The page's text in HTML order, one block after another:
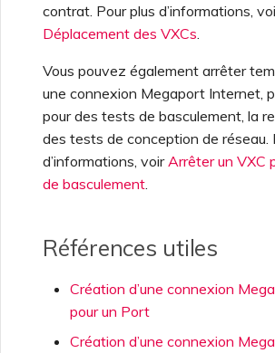
contrat. Pour plus d’informations,
Déplacement des VXCs
Vous pouvez également arrêter
une connexion Megaport Internet,
pour des tests de basculement, la
des tests de conception de réseau.
d’informations, voir Arrêter un VXC
de basculement
Références utiles
Création d’une connexion
pour un Port
Création d’une connexion